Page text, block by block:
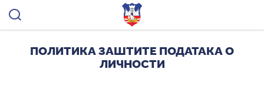
Град
Београд
ПОЛИТИКА ЗАШТИТЕ ПОДАТАКА О
ЛИЧНОСТИ